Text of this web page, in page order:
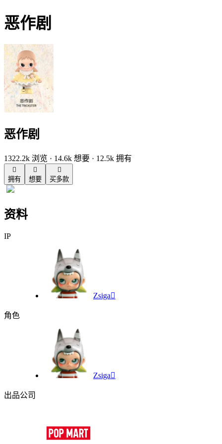
恶作剧
恶作剧
1322.2k 浏览 · 14.6k 想要 · 12.5k 拥有

拥有

想要

买多款
资料
IP
Zsiga
角色
Zsiga
出品公司